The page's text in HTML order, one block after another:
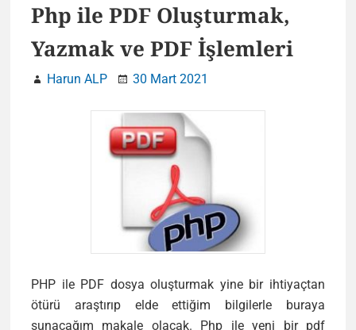
Php ile PDF Oluşturmak,
Yazmak ve PDF İşlemleri
Harun ALP 30 Mart 2021
PHP ile PDF dosya oluşturmak yine bir ihtiyaçtan
ötürü araştırıp elde ettiğim bilgilerle buraya
sunacağım makale olacak. Php ile yeni bir pdf